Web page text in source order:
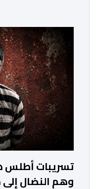
بالمدينة العتيقة
بدعوى ممارسة نشاط
وهي الأفعال
تسريبات أطلس
وهم النضال